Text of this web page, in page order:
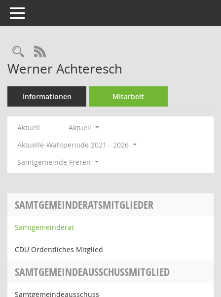
Toggle navigation
Rechercheauswahl
RSS-Feed
Werner Achteresch
Informationen Mitarbeit
Aktuell
Aktuell
Aktuelle-Wahlperiode 2021 - 2026
Samtgemeinde Freren
SAMTGEMEINDERATSMITGLIEDER
Samtgemeinderat
CDU Ordentliches Mitglied
SAMTGEMEINDEAUSSCHUSSMITGLIED
Samtgemeindeausschuss